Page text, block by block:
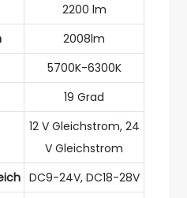
2200 lm
2008lm
5700K-6300K
19 Grad
12 V Gleichstrom, 24
V Gleichstrom
DC9-24V, DC18-28V